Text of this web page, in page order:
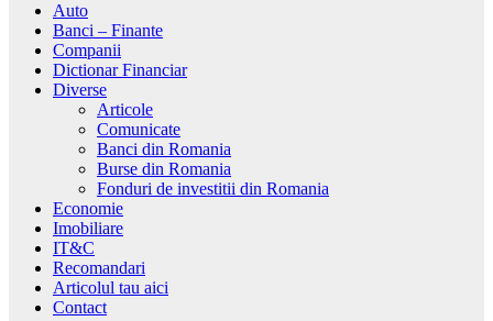
Auto
Banci – Finante
Companii
Dictionar Financiar
Diverse
Articole
Comunicate
Banci din Romania
Burse din Romania
Fonduri de investitii din Romania
Economie
Imobiliare
IT&C
Recomandari
Articolul tau aici
Contact